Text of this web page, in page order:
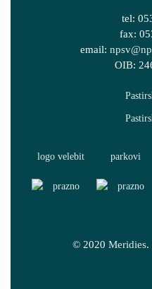
tel:
fax:
email:
OIB:
© 2020 Meridies.